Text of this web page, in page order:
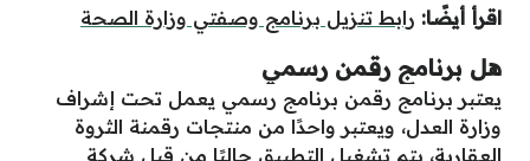
اقرأ أيضًا: رابط تنزيل برنامج وصفتي وزارة الصحة
هل برنامج رقمن رسمي
يعتبر برنامج رقمن برنامج رسمي يعمل تحت إشراف
وزارة العدل، ويعتبر واحدًا من منتجات رقمنة الثروة
العقارية، يتم تشغيل التطبيق حاليًا من قبل شركة